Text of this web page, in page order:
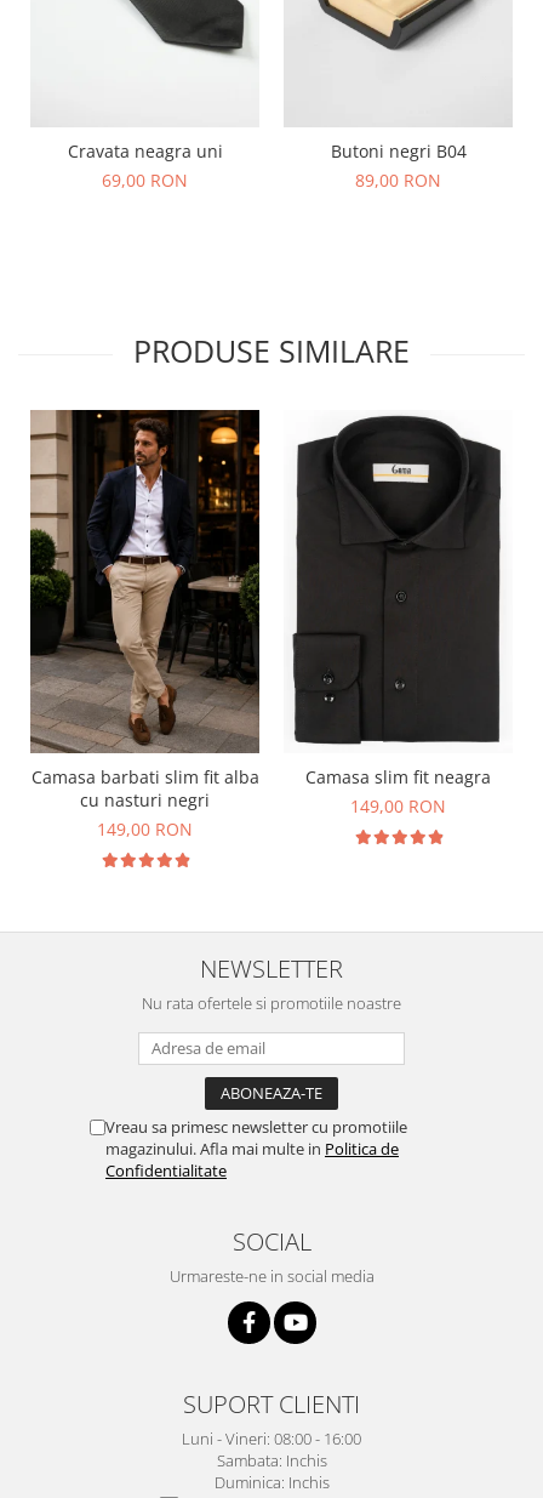
Cravata neagra uni
69,00 RON
Butoni negri B04
89,00 RON
PRODUSE SIMILARE
Camasa barbati slim fit alba
cu nasturi negri
149,00 RON
Camasa slim fit neagra
149,00 RON
NEWSLETTER
Nu rata ofertele si promotiile noastre
Vreau sa primesc newsletter cu promotiile
magazinului. Afla mai multe in Politica de
Confidentialitate
SOCIAL
Urmareste-ne in social media
SUPORT CLIENTI
Luni - Vineri: 08:00 - 16:00
Sambata: Inchis
Duminica: Inchis